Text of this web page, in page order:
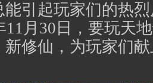
引起玩家们的热
11月30日，要玩天
修仙，为玩家们